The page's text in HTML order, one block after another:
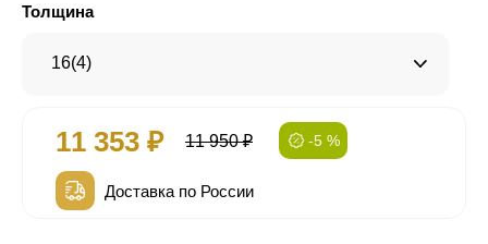
Толщина
16(4)
11 353 ₽ 11 950 ₽ -5 %
Доставка по России